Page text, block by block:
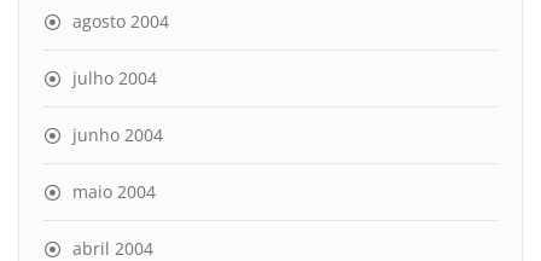
agosto 2004
julho 2004
junho 2004
maio 2004
abril 2004